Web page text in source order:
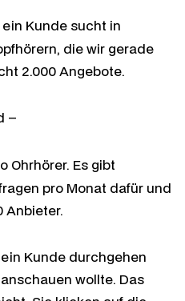
Kunde sucht in
die wir gerade
2.000 Angebote.
–
Ohrhörer. Es gibt
pro Monat dafür und
Anbieter.
Kunde durchgehen
wollte. Das